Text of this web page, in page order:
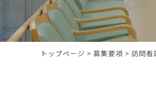
トップページ > 募集要項 > 訪問看